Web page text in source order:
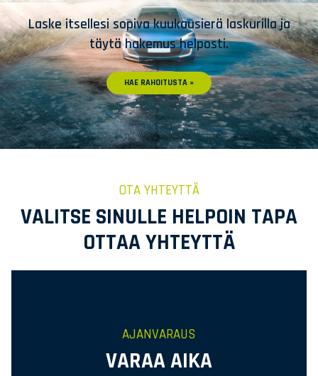
Laske itsellesi sopiva kuukausierä laskurilla ja
täytä hakemus helposti.
HAE RAHOITUSTA »
OTA YHTEYTTÄ
VALITSE SINULLE HELPOIN TAPA
OTTAA YHTEYTTÄ
AJANVARAUS
VARAA AIKA